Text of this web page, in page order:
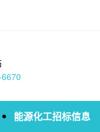
能源化工招标信息